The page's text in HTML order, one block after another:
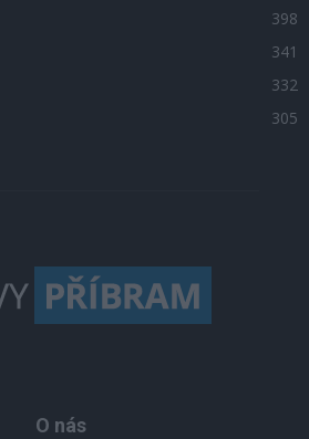
398
341
332
305
O nás